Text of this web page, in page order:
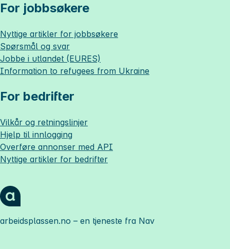
For jobbsøkere
Nyttige artikler for jobbsøkere
Spørsmål og svar
Jobbe i utlandet (EURES)
Information to refugees from Ukraine
For bedrifter
Vilkår og retningslinjer
Hjelp til innlogging
Overføre annonser med API
Nyttige artikler for bedrifter
arbeidsplassen.no – en tjeneste fra Nav